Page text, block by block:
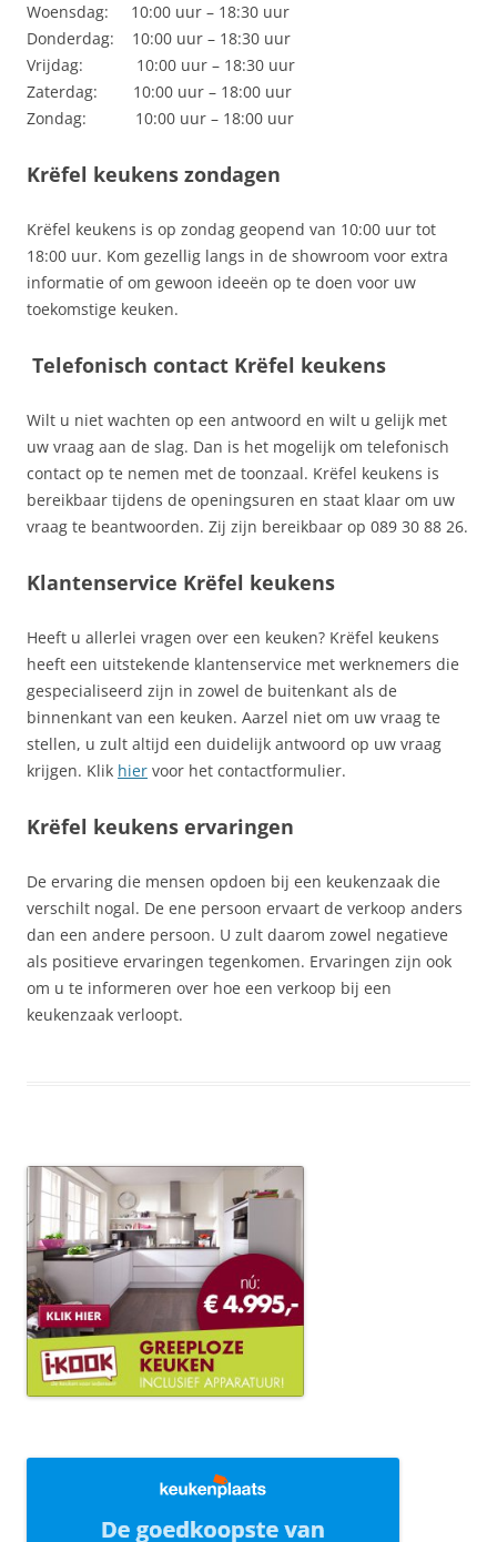
Woensdag: 10:00 uur – 18:30 uur
Donderdag: 10:00 uur – 18:30 uur
Vrijdag: 10:00 uur – 18:30 uur
Zaterdag: 10:00 uur – 18:00 uur
Zondag: 10:00 uur – 18:00 uur
Krëfel keukens zondagen
Krëfel keukens is op zondag geopend van 10:00 uur tot
18:00 uur. Kom gezellig langs in de showroom voor extra
informatie of om gewoon ideeën op te doen voor uw
toekomstige keuken.
Telefonisch contact Krëfel keukens
Wilt u niet wachten op een antwoord en wilt u gelijk met
uw vraag aan de slag. Dan is het mogelijk om telefonisch
contact op te nemen met de toonzaal. Krëfel keukens is
bereikbaar tijdens de openingsuren en staat klaar om uw
vraag te beantwoorden. Zij zijn bereikbaar op 089 30 88 26.
Klantenservice Krëfel keukens
Heeft u allerlei vragen over een keuken? Krëfel keukens
heeft een uitstekende klantenservice met werknemers die
gespecialiseerd zijn in zowel de buitenkant als de
binnenkant van een keuken. Aarzel niet om uw vraag te
stellen, u zult altijd een duidelijk antwoord op uw vraag
krijgen. Klik hier voor het contactformulier.
Krëfel keukens ervaringen
De ervaring die mensen opdoen bij een keukenzaak die
verschilt nogal. De ene persoon ervaart de verkoop anders
dan een andere persoon. U zult daarom zowel negatieve
als positieve ervaringen tegenkomen. Ervaringen zijn ook
om u te informeren over hoe een verkoop bij een
keukenzaak verloopt.